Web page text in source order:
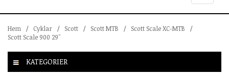
navigation
Hem / Cyklar / Scott / Scott MTB / Scott Scale XC-MTB
/
Scott Scale 900 29"
KATEGORIER